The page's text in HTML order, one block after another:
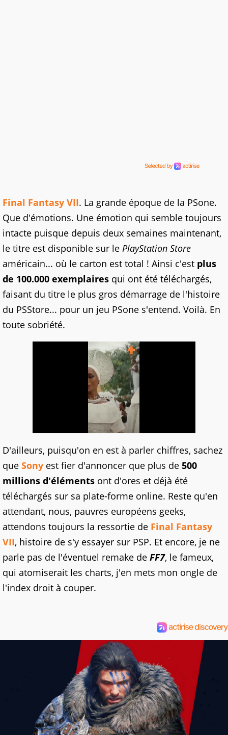
Final Fantasy VII. La grande époque de la PSone.
Que d'émotions. Une émotion qui semble toujours
intacte puisque depuis deux semaines maintenant,
le titre est disponible sur le PlayStation Store
américain... où le carton est total ! Ainsi c'est plus
de 100.000 exemplaires qui ont été téléchargés,
faisant du titre le plus gros démarrage de l'histoire
du PSStore... pour un jeu PSone s'entend. Voilà. En
toute sobriété.
D'ailleurs, puisqu'on en est à parler chiffres, sachez
que Sony est fier d'annoncer que plus de 500
millions d'éléments ont d'ores et déjà été
téléchargés sur sa plate-forme online. Reste qu'en
attendant, nous, pauvres européens geeks,
attendons toujours la ressortie de Final Fantasy
VII, histoire de s'y essayer sur PSP. Et encore, je ne
parle pas de l'éventuel remake de FF7, le fameux,
qui atomiserait les charts, j'en mets mon ongle de
l'index droit à couper.